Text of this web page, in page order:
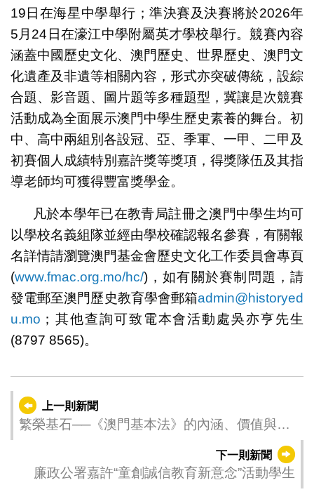
19日在海星中學舉行；準決賽及決賽將於2026年
5月24日在濠江中學附屬英才學校舉行。競賽內容
涵蓋中國歷史文化、澳門歷史、世界歷史、澳門文
化遺產及非遺等相關內容，形式亦突破傳統，設綜
合題、影音題、圖片題等多種題型，冀讓是次競賽
活動成為全面展示澳門中學生歷史素養的舞台。初
中、高中兩組別各設冠、亞、季軍、一甲、二甲及
初賽個人成績特別嘉許獎等獎項，得獎隊伍及其指
導老師均可獲得豐富獎學金。
凡於本學年已在教青局註冊之澳門中學生均可
以學校名義組隊並經由學校確認報名參賽，有關報
名詳情請瀏覽澳門基金會歷史文化工作委員會專頁
(www.fmac.org.mo/hc/)，如有關於賽制問題，請
發電郵至澳門歷史教育學會郵箱admin@historyed
u.mo ；其他查詢可致電本會活動處吳亦亨先生
(8797 8565)。
上一則新聞
繁榮基石──《澳門基本法》的內涵、價值與實
下一則新聞
廉政公署嘉許“童創誠信教育新意念”活動學生